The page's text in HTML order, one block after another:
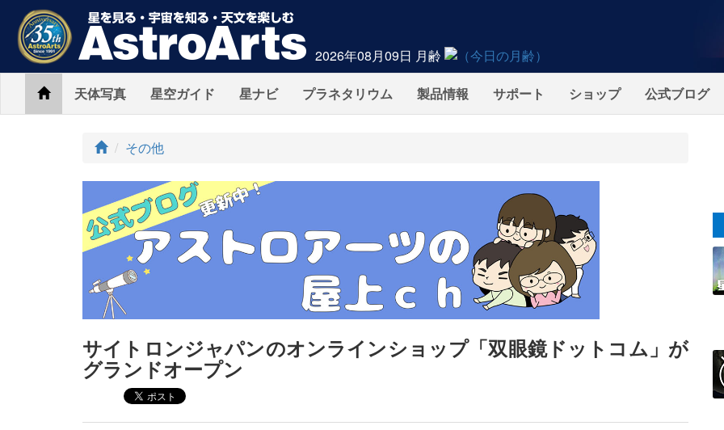
2026年08月09日 月齢
Home天体写真 星空ガイド 星ナビ プラネタリウム 製品情報 サポート ショップ 公式ブログ
ト
プ
その他
サイトロンジャパンのオンラインショップ「双眼鏡ドットコム」が
グランドオープン